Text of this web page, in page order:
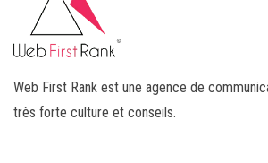
Web First Rank est une agence de
très forte culture et conseils.